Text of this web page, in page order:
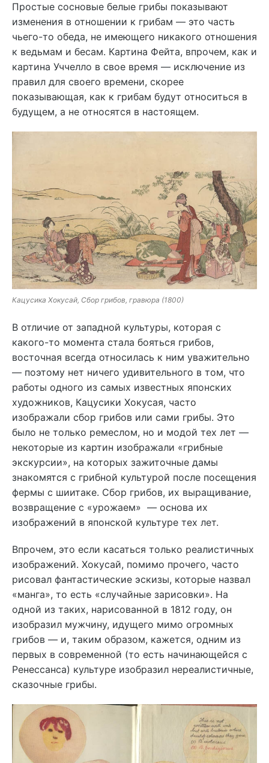
Простые сосновые белые грибы показывают
изменения в отношении к грибам — это часть
чьего-то обеда, не имеющего никакого отношения
к ведьмам и бесам. Картина Фейта, впрочем, как и
картина Уччелло в свое время — исключение из
правил для своего времени, скорее
показывающая, как к грибам будут относиться в
будущем, а не относятся в настоящем.
Кацусика Хокусай, Сбор грибов, гравюра (1800)
В отличие от западной культуры, которая с
какого-то момента стала бояться грибов,
восточная всегда относилась к ним уважительно
— поэтому нет ничего удивительного в том, что
работы одного из самых известных японских
художников, Кацусики Хокусая, часто
изображали сбор грибов или сами грибы. Это
было не только ремеслом, но и модой тех лет —
некоторые из картин изображали «грибные
экскурсии», на которых зажиточные дамы
знакомятся с грибной культурой после посещения
фермы с шиитаке. Сбор грибов, их выращивание,
возвращение с «урожаем» — основа их
изображений в японской культуре тех лет.
Впрочем, это если касаться только реалистичных
изображений. Хокусай, помимо прочего, часто
рисовал фантастические эскизы, которые назвал
«манга», то есть «случайные зарисовки». На
одной из таких, нарисованной в 1812 году, он
изобразил мужчину, идущего мимо огромных
грибов — и, таким образом, кажется, одним из
первых в современной (то есть начинающейся с
Ренессанса) культуре изобразил нереалистичные,
сказочные грибы.